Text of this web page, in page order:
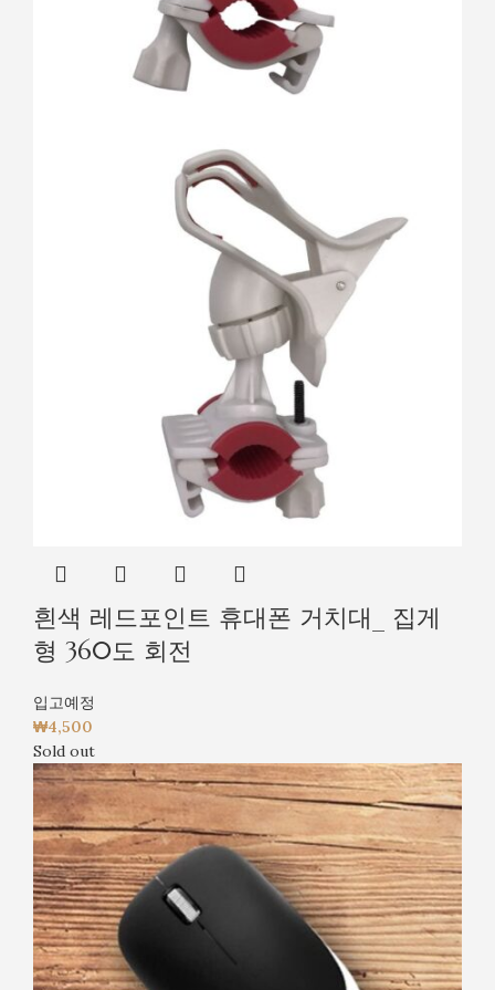
흰색 레드포인트 휴대폰 거치대_ 집게
형 360도 회전
입고예정
₩4,500
Sold out